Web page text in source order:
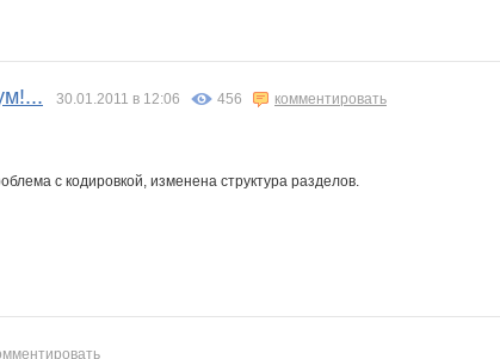
30.01.2011 в 12:06 456 комментировать
с кодировкой, изменена структура разделов.